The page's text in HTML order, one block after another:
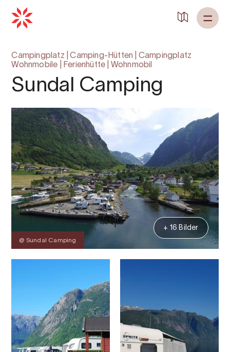
Campingplatz |Camping-Hütten
Campingplatz
Wohnmobile
Ferienhütte Wohnmobil
Sundal Camping
@ Sundal Camping
+ 16 Bilder